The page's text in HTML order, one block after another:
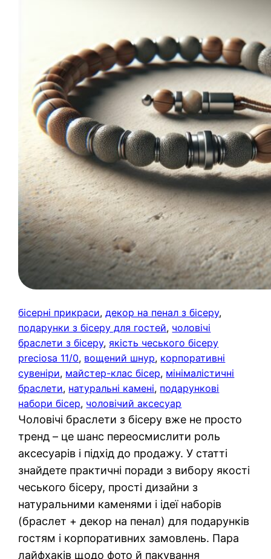
бісерні прикраси, декор на пенал з бісеру
подарунки з бісеру для гостей, чоловічі
браслети з бісеру, якість чеського бісеру
preciosa 11/0, вощений шнур, корпоративні
сувеніри, майстер-клас бісер, мінімалістичні
браслети, натуральні камені, подарункові
набори бісер, чоловічий аксесуар
Чоловічі браслети з бісеру вже не просто
тренд – це шанс переосмислити роль
аксесуарів і підхід до продажу. У статті
знайдете практичні поради з вибору якості
чеського бісеру, прості дизайни з
натуральними каменями і ідеї наборів
(браслет + декор на пенал) для подарунків
гостям і корпоративних замовлень. Пара
лайфхаків щодо фото й пакування